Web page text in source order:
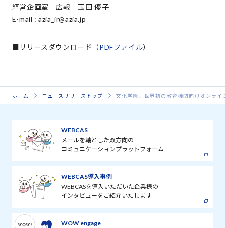
経営企画室 広報 玉田 優子
E-mail : azia_ir@azia.jp
■リリースダウンロード（PDFファイル）
ホーム ニュースリリーストップ 文化学園、世界初の教育機関向けオンラ
WEBCAS
メールを軸とした双方向の
コミュニケーションプラットフォーム
WEBCAS導入事例
WEBCASを導入いただいた企業様の
インタビューをご紹介いたします
WOW engage